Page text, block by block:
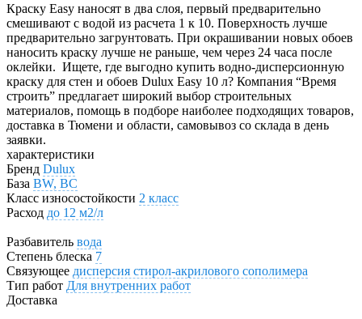
Краску Easy наносят в два слоя, первый предварительно
смешивают с водой из расчета 1 к 10. Поверхность лучше
предварительно загрунтовать. При окрашивании новых обоев
наносить краску лучше не раньше, чем через 24 часа после
оклейки. Ищете, где выгодно купить водно-дисперсионную
краску для стен и обоев Dulux Easy 10 л? Компания “Время
строить” предлагает широкий выбор строительных
материалов, помощь в подборе наиболее подходящих товаров,
доставка в Тюмени и области, самовывоз со склада в день
заявки.
характеристики
Бренд Dulux
База BW, BC
Класс износостойкости 2 класс
Расход до 12 м2/л
Разбавитель вода
Степень блеска 7
Связующее дисперсия стирол-акрилового сополимера
Тип работ Для внутренних работ
Доставка